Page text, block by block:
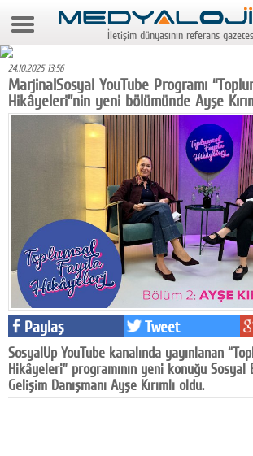
10 Ağustos 2026 12:07:23
Foto Galeri
Video Galeri
Reyting-tiraj
Teknoloji
Televizyon
Dünya
Pr
Facebook
İletişim dünyasının referans
24.10.2025 13:56
MarjinalSosyal YouTube Programı
Hikâyeleri”nin yeni bölümünde Ayşe
Paylaş Tweet
SosyalUp YouTube kanalında yayınlanan
Hikâyeleri” programının yeni konuğu Sosyal
Gelişim Danışmanı Ayşe Kırımlı oldu.